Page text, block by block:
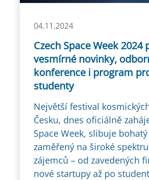
04.11.2024
Czech Space Week 2024
vesmírné novinky,
konference i program
studenty
Největší festival
Česku, dnes oficiálně
Space Week, slibuje
zaměřený na široké
zájemců – od zavedených
nové startupy až po